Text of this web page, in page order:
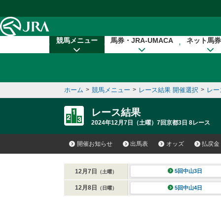
競馬メニュー 馬券・JRA-UMACA ネット馬
ホーム > 競馬メニュー > レース結果 開催選択 > レ
レース結果
2024年12月7日（土曜）7回京都3日 8レース
開催お知らせ 出馬表 オッズ 払戻金
12月7日 （土曜） 5回中山3日
12月8日 （日曜） 5回中山4日